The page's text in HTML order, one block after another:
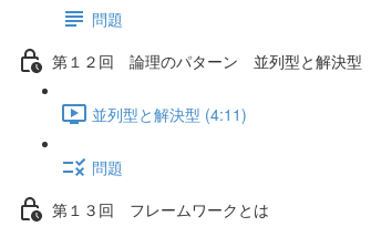
問題
第１２回 論理のパターン 並列型と解決型
並列型と解決型 (4:11)
問題
第１３回 フレームワークとは